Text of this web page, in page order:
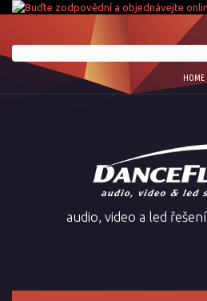
HOME
audio, video a led řešení